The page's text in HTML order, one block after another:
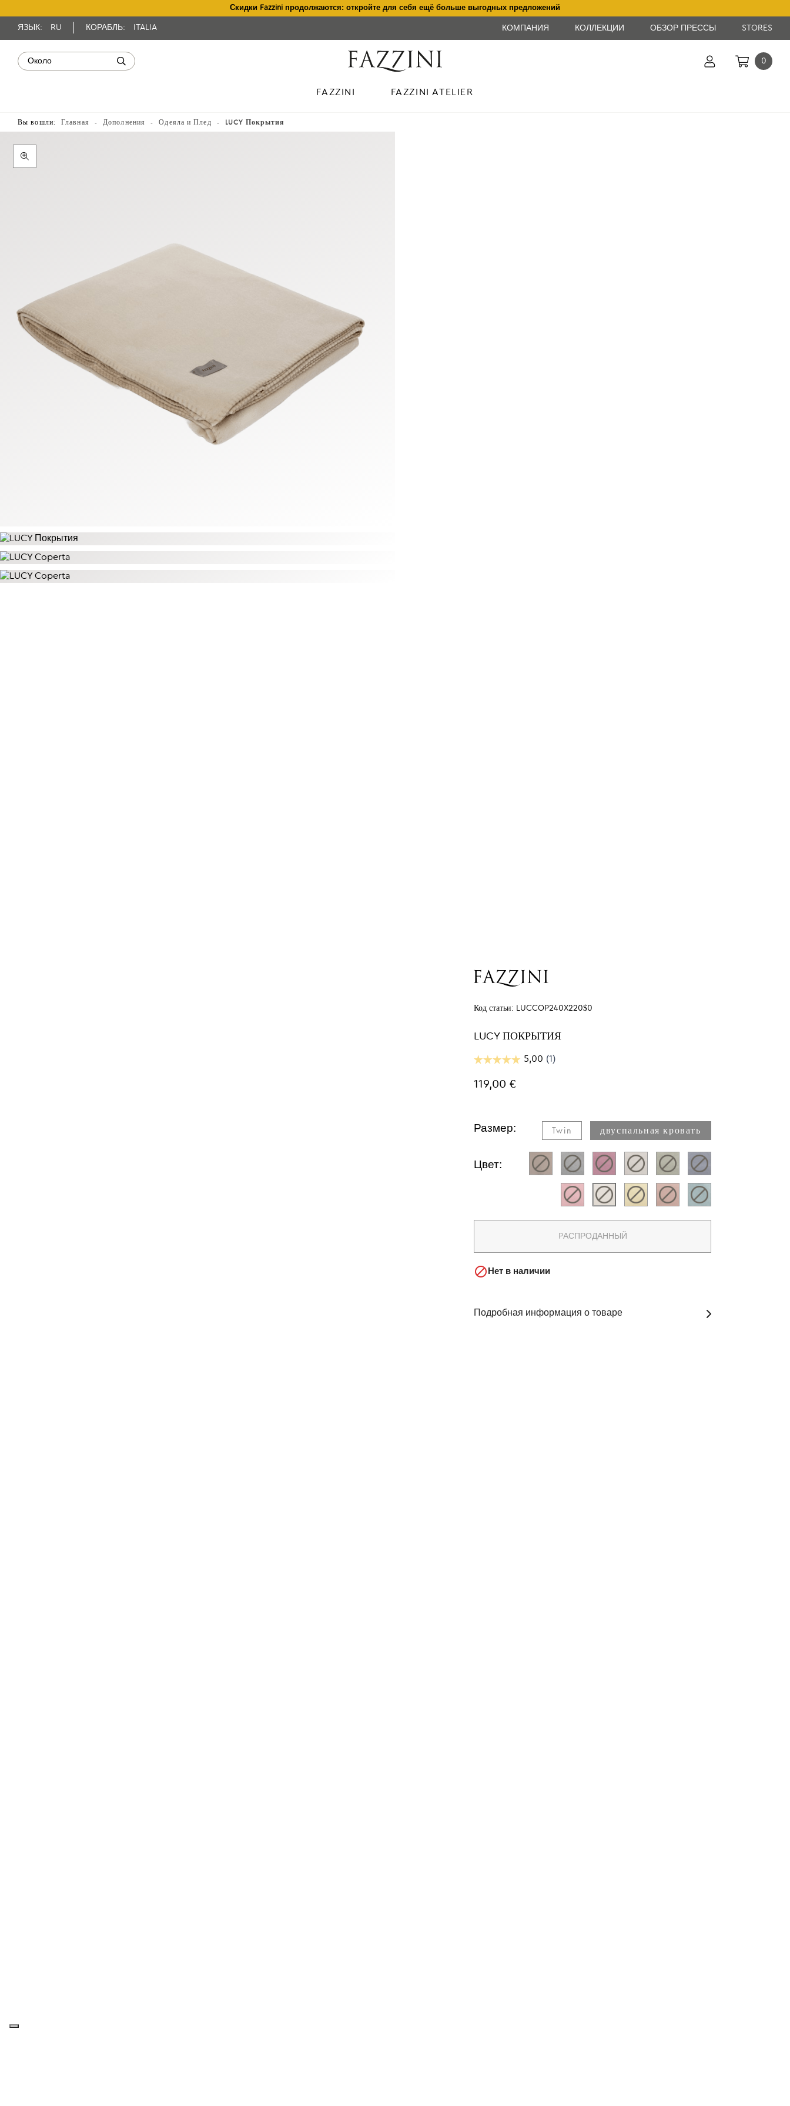
Скидки Fazzini продолжаются: откройте для себя ещё больше выгодных предложений
ЯЗЫК: RU КОРАБЛЬ: ITALIA КОМПАНИЯ КОЛЛЕКЦИИ ОБЗОР ПРЕССЫ STORES
0
FAZZINI FAZZINI ATELIER
Вы вошли: Главная Дополнения Одеяла и Плед LUCY Покрытия
Код статьи: LUCCOP240X220$0
LUCY ПОКРЫТИЯ
119,00 €
Размер: Twin​ двуспальная кровать​
Цвет:
PАСПРОДАННЫЙ
 Нет в наличии
Подробная информация о товаре